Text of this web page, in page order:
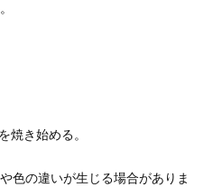
焼き始める。
色の違いが生じる場合がありま